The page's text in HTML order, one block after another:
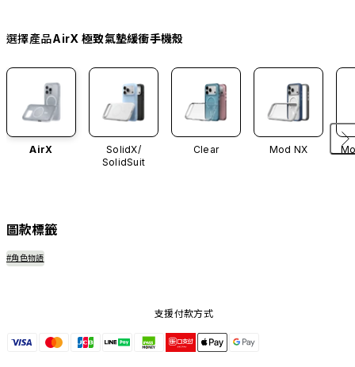
選擇產品AirX 極致氣墊緩衝手機殼
AirX
SolidX/
SolidSuit
Clear Mod NX
圖款標籤
#角色物語
支援付款方式